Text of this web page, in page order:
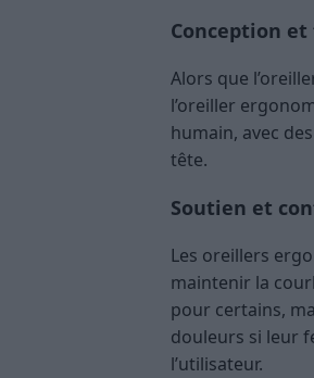
Conception
Alors que
l’oreiller
humain, avec
tête.
Soutien et
Les oreillers
maintenir la
pour certains,
douleurs si leur
l’utilisateur.